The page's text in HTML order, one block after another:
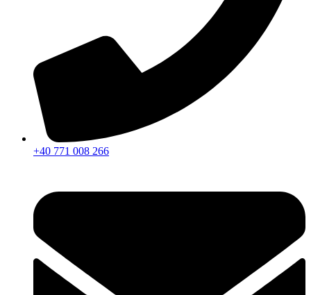
+40 771 008 266